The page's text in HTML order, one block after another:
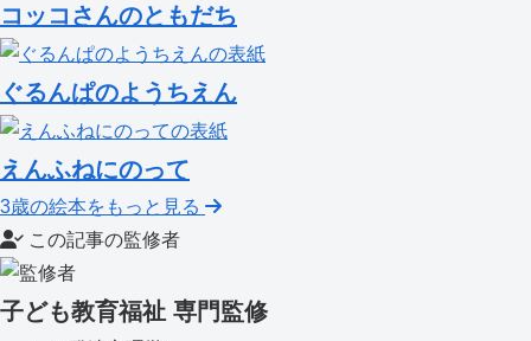
コッコさんのともだち
ぐるんぱのようちえん
えんふねにのって
3歳の絵本をもっと見る
この記事の監修者
子ども教育福祉 専門監修